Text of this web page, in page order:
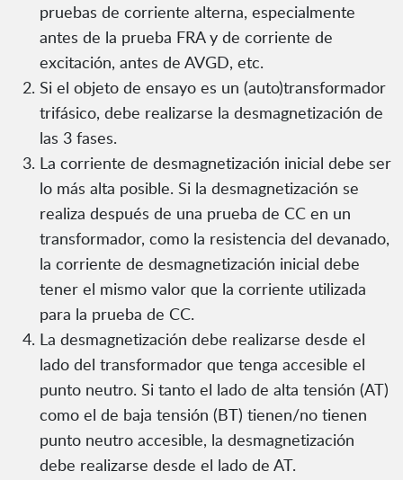
pruebas de corriente alterna, especialmente
antes de la prueba FRA y de corriente de
excitación, antes de AVGD, etc.
Si el objeto de ensayo es un (auto)transformador
trifásico, debe realizarse la desmagnetización de
las 3 fases.
La corriente de desmagnetización inicial debe ser
lo más alta posible. Si la desmagnetización se
realiza después de una prueba de CC en un
transformador, como la resistencia del devanado,
la corriente de desmagnetización inicial debe
tener el mismo valor que la corriente utilizada
para la prueba de CC.
La desmagnetización debe realizarse desde el
lado del transformador que tenga accesible el
punto neutro. Si tanto el lado de alta tensión (AT)
como el de baja tensión (BT) tienen/no tienen
punto neutro accesible, la desmagnetización
debe realizarse desde el lado de AT.